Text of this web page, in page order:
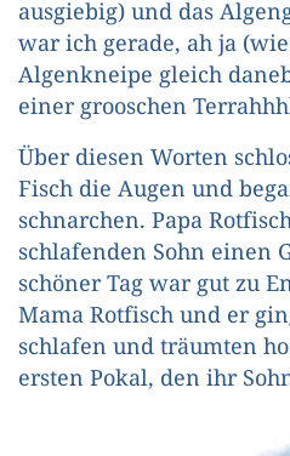
ausgiebig) und das
war ich gerade, ah ja
Algenkneipe gleich
einer grooschen
Über diesen Worten
Fisch die Augen und
schnarchen. Papa
schlafenden Sohn einen
schöner Tag war gut zu
Mama Rotfisch und er
schlafen und träumten
ersten Pokal, den ihr